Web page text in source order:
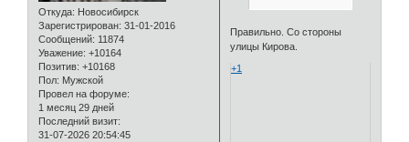
Откуда: Новосибирск
Зарегистрирован: 31-01-2016
Сообщений: 11874
Уважение: +10164
Позитив: +10168
Пол: Мужской
Провел на форуме:
1 месяц 29 дней
Последний визит:
31-07-2026 20:54:45
Правильно. Со стороны
улицы Кирова.
+1